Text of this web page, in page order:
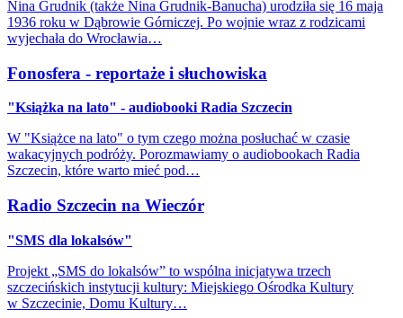
Nina Grudnik (także Nina Grudnik-Banucha) urodziła się 16 maja
1936 roku w Dąbrowie Górniczej. Po wojnie wraz z rodzicami
wyjechała do Wrocławia…
Fonosfera - reportaże i słuchowiska
"Książka na lato" - audiobooki Radia Szczecin
W "Książce na lato" o tym czego można posłuchać w czasie
wakacyjnych podróży. Porozmawiamy o audiobookach Radia
Szczecin, które warto mieć pod…
Radio Szczecin na Wieczór
"SMS dla lokalsów"
Projekt „SMS do lokalsów” to wspólna inicjatywa trzech
szczecińskich instytucji kultury: Miejskiego Ośrodka Kultury
w Szczecinie, Domu Kultury…